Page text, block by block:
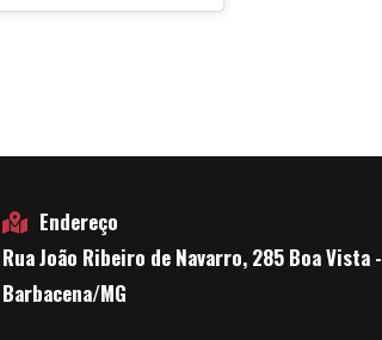
Endereço
Rua João Ribeiro de Navarro, 285 Boa Vista -
Barbacena/MG